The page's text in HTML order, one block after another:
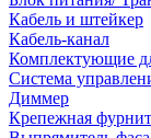
Кабель и штейкер
Кабель-канал
Комплектующие
Система
Диммер
Крепежная